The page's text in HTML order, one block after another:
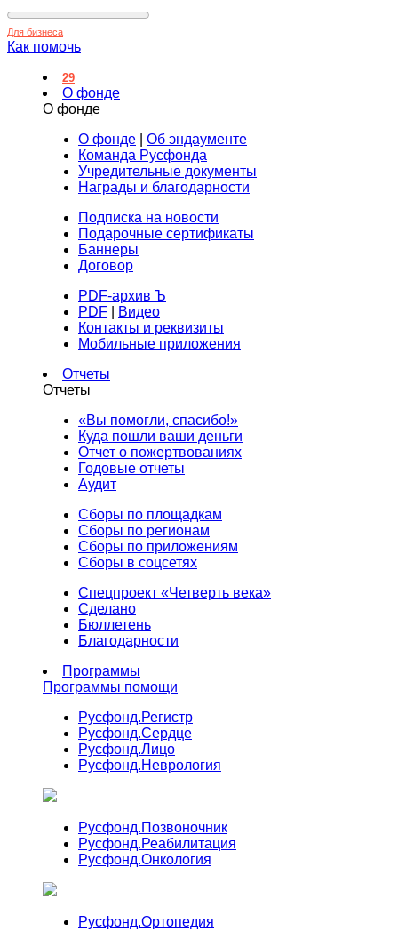
Для бизнеса
Как помочь
29
О фонде
О фонде
О фонде
Об эндаументе
Команда Русфонда
Учредительные документы
Награды и благодарности
Подписка на новости
Подарочные сертификаты
Баннеры
Договор
PDF-архив Ъ
PDF
Видео
Контакты и реквизиты
Мобильные приложения
Отчеты
Отчеты
«Вы помогли, спасибо!»
Куда пошли ваши деньги
Отчет о пожертвованиях
Годовые отчеты
Аудит
Сборы по площадкам
Сборы по регионам
Сборы по приложениям
Сборы в соцсетях
Спецпроект «Четверть века»
Сделано
Бюллетень
Благодарности
Программы
Программы помощи
Русфонд.Регистр
Русфонд.Сердце
Русфонд.Лицо
Русфонд.Неврология
Русфонд.Позвоночник
Русфонд.Реабилитация
Русфонд.Онкология
Русфонд.Ортопедия